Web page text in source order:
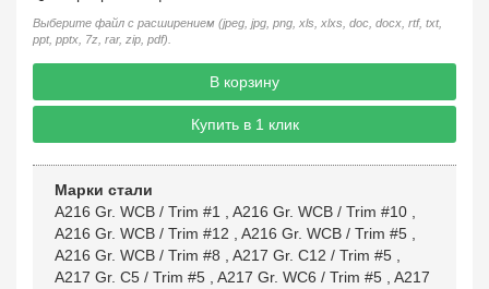
Flame Arrester
73
Заказать в 1 клик
Выберите файл с расширением (jpeg, jpg, png, xls, xlxs, doc, docx, rtf, txt,
ppt, pptx, 7z, rar, zip, pdf).
В корзину
Купить в 1 клик
Марки стали
A216 Gr. WCB / Trim #1
A216 Gr. WCB / Trim #10
A216 Gr. WCB / Trim #12
A216 Gr. WCB / Trim #5
A216 Gr. WCB / Trim #8
A217 Gr. C12 / Trim #5
A217 Gr. C5 / Trim #5
A217 Gr. WC6 / Trim #5
A217